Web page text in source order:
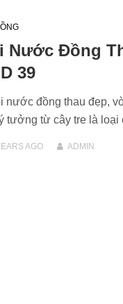
Nước Đồng
39
nước đồng thau đẹp,
tưởng từ cây tre là
AGO ADMIN